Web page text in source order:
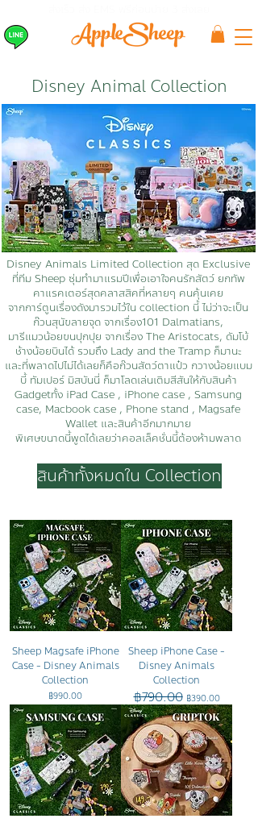
Disney Animal Collection
Disney Animals Limited Collection สุด Exclusive
ที่ทีม Sheep ซุ่มทำมาแรมปีเพื่อเอาใจคนรักสัตว์ ยกทัพ
คาแรคเตอร์สุดคลาสสิคที่หลายๆ คนคุ้นเคย
จากการ์ตูนเรื่องดังมารวมไว้ใน collection นี้ ไม่ว่าจะเป็น
ก๊วนสุนัขลายจุด จากเรื่อง101 Dalmatians,
มารีแมวน้อยขนปุกปุย จากเรื่อง The Aristocats, ดัมโบ้
ช้างน้อยบินได้ รวมถึง Lady and the Tramp ก็มานะ
และที่พลาดไปไม่ได้เลยก็คือก๊วนสัตว์ตาแป๋ว กวางน้อยแบม
บี้ ทัมเปอร์ มิสบันนี่ ก็มาโลดเล่นเติมสีสันให้กับสินค้า
Gadgetทั้ง iPad Case , iPhone case , Samsung
case, Macbook case , Phone stand , Magsafe
Wallet และสินค้าอีกมากมาย
พิเศษขนาดนี้พูดได้เลยว่าคอลเล็คชั่นนี้ต้องห้ามพลาด
สินค้าทั้งหมดใน Collection
Sheep Magsafe iPhone
Case - Disney Animals
Collection
ราคา
฿990.00
Sheep iPhone Case -
Disney Animals
Collection
ราคาปกติ
฿790.00 ราคาขายลด
฿390.00